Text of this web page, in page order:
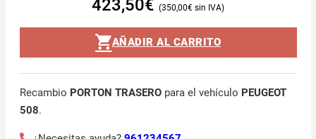
423,50€ 350,00€
AÑADIR AL CARRITO
Recambio PORTON TRASEROpara el vehículo PEUGEOT
508.